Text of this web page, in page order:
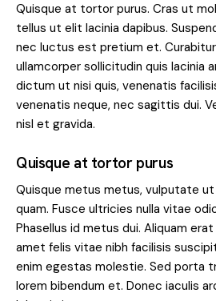
Quisque at tortor purus. Cras ut
tellus ut elit lacinia dapibus.
nec luctus est pretium et.
ullamcorper sollicitudin quis lacinia
dictum ut nisi quis, venenatis
venenatis neque, nec sagittis dui.
nisl et gravida.
Quisque at tortor purus
Quisque metus metus, vulputate
quam. Fusce ultricies nulla vitae
Phasellus id metus dui. Aliquam
amet felis vitae nibh facilisis
enim egestas molestie. Sed porta
lorem bibendum et. Donec iaculis